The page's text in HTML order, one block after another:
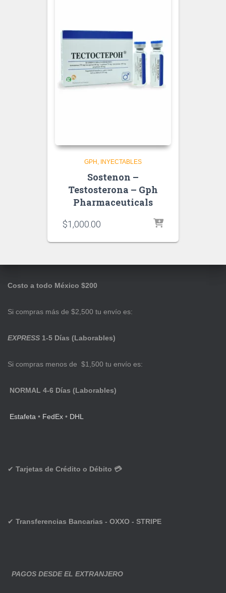
GPH INYECTABLES
Sostenon –
Testosterona – Gph
Pharmaceuticals
$1,000.00
Costo a todo México $200
Si compras más de $2,500 tu envío es:
EXPRESS 1-5 Días (Laborables)
Si compras menos de $1,500 tu envío es:
NORMAL 4-6 Días (Laborables)
Estafeta • FedEx • DHL
✔ Tarjetas de Crédito o Débito 💳
✔ Transferencias Bancarias - OXXO - STRIPE
PAGOS DESDE EL EXTRANJERO